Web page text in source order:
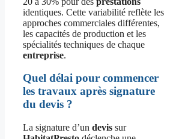
identiques. Cette variabilité reflète les
approches commerciales différentes,
les capacités de production et les
spécialités techniques de chaque
entreprise.
Quel délai pour commencer
les travaux après signature
du devis ?
La signature d’un devis sur